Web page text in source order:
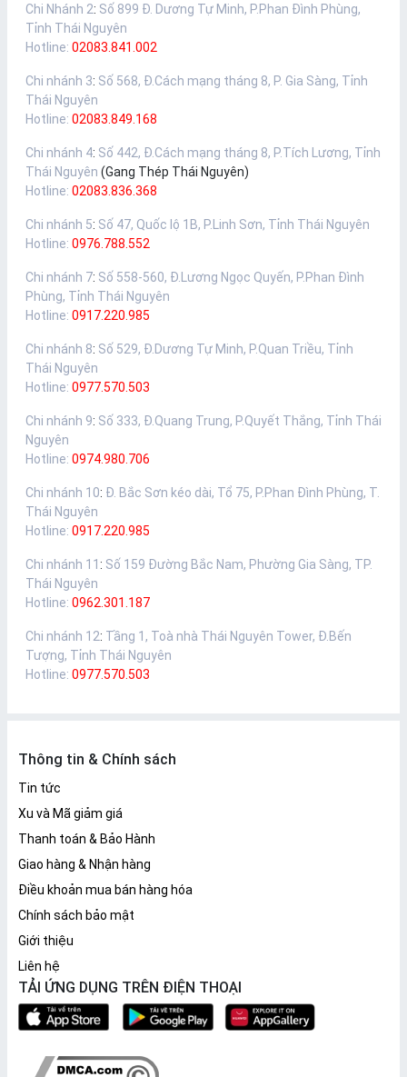
Chi Nhánh 2: Số 899 Đ. Dương Tự Minh, P.Phan Đình Phùng,
Tỉnh Thái Nguyên
Hotline: 02083.841.002
Chi nhánh 3: Số 568, Đ.Cách mạng tháng 8, P. Gia Sàng, Tỉnh
Thái Nguyên
Hotline: 02083.849.168
Chi nhánh 4: Số 442, Đ.Cách mạng tháng 8, P.Tích Lương, Tỉnh
Thái Nguyên (Gang Thép Thái Nguyên)
Hotline: 02083.836.368
Chi nhánh 5: Số 47, Quốc lộ 1B, P.Linh Sơn, Tỉnh Thái Nguyên
Hotline: 0976.788.552
Chi nhánh 7: Số 558-560, Đ.Lương Ngọc Quyến, P.Phan Đình
Phùng, Tỉnh Thái Nguyên
Hotline: 0917.220.985
Chi nhánh 8: Số 529, Đ.Dương Tự Minh, P.Quan Triều, Tỉnh
Thái Nguyên
Hotline: 0977.570.503
Chi nhánh 9: Số 333, Đ.Quang Trung, P.Quyết Thắng, Tỉnh Thái
Nguyên
Hotline: 0974.980.706
Chi nhánh 10: Đ. Bắc Sơn kéo dài, Tổ 75, P.Phan Đình Phùng, T.
Thái Nguyên
Hotline: 0917.220.985
Chi nhánh 11 : Số 159 Đường Bắc Nam, Phường Gia Sàng, TP.
Thái Nguyên
Hotline: 0962.301.187
Chi nhánh 12: Tầng 1, Toà nhà Thái Nguyên Tower, Đ.Bến
Tượng, Tỉnh Thái Nguyên
Hotline: 0977.570.503
Thông tin & Chính sách
Tin tức
Xu và Mã giảm giá
Thanh toán & Bảo Hành
Giao hàng & Nhận hàng
Điều khoản mua bán hàng hóa
Chính sách bảo mật
Giới thiệu
Liên hệ
TẢI ỨNG DỤNG TRÊN ĐIỆN THOẠI